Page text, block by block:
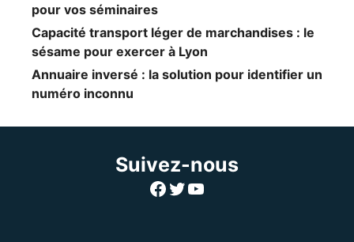
pour vos séminaires
Capacité transport léger de marchandises : le
sésame pour exercer à Lyon
Annuaire inversé : la solution pour identifier un
numéro inconnu
Suivez-nous
Facebook
Twitter
YouTube